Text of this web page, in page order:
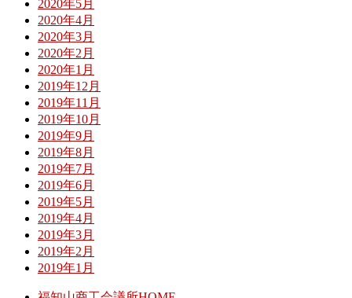
2020年5月
2020年4月
2020年3月
2020年2月
2020年1月
2019年12月
2019年11月
2019年10月
2019年9月
2019年8月
2019年7月
2019年6月
2019年5月
2019年4月
2019年3月
2019年2月
2019年1月